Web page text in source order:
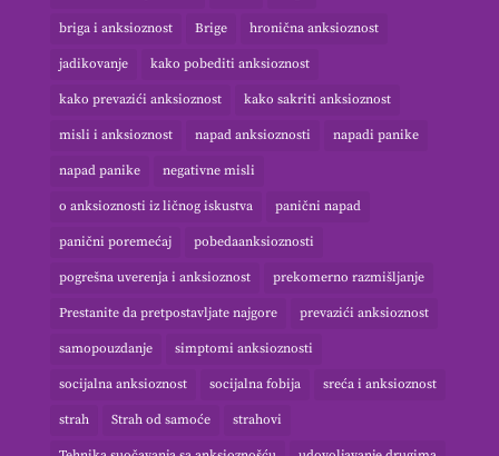
briga i anksioznost Brige hronična anksioznost
jadikovanje kako pobediti anksioznost
kako prevazići anksioznost kako sakriti anksioznost
misli i anksioznost napad anksioznosti napadi panike
napad panike negativne misli
o anksioznosti iz ličnog iskustva panični napad
panični poremećaj pobedaanksioznosti
pogrešna uverenja i anksioznost prekomerno razmišljanje
Prestanite da pretpostavljate najgore prevazići anksioznost
samopouzdanje simptomi anksioznosti
socijalna anksioznost socijalna fobija sreća i anksioznost
strah Strah od samoće strahovi